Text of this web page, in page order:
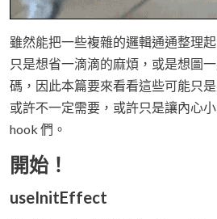
雖然能把一些複雜的邏輯通通整理
只是想省一滴滴的麻煩，或是想圖
碼，因此本篇要來看看這些可能只
或許不一定需要，或許只是讓內心
hook 們。
開始！
useInitEffect